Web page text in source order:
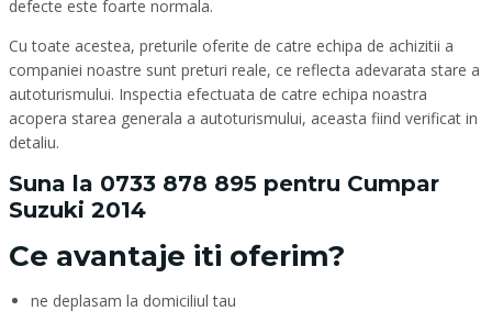
defecte este foarte normala.
Cu toate acestea, preturile oferite de catre echipa de achizitii a
companiei noastre sunt preturi reale, ce reflecta adevarata stare a
autoturismului. Inspectia efectuata de catre echipa noastra
acopera starea generala a autoturismului, aceasta fiind verificat in
detaliu.
Suna la 0733 878 895 pentru Cumpar
Suzuki 2014
Ce avantaje iti oferim?
ne deplasam la domiciliul tau